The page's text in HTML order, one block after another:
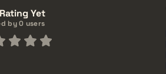
Yet
by 0 users